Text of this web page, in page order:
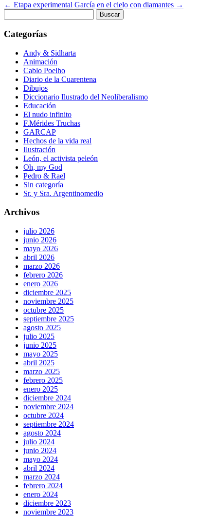
← Etapa experimental García en el cielo con diamantes →
Categorías
Andy & Sidharta
Animación
Cablo Poelho
Diario de la Cuarentena
Dibujos
Diccionario Ilustrado del Neoliberalismo
Educación
El nudo infinito
F.Mérides Truchas
GARCAP
Hechos de la vida real
Ilustración
León, el activista peleón
Oh, my God
Pedro & Rael
Sin categoría
Sr. y Sra. Argentinomedio
Archivos
julio 2026
junio 2026
mayo 2026
abril 2026
marzo 2026
febrero 2026
enero 2026
diciembre 2025
noviembre 2025
octubre 2025
septiembre 2025
agosto 2025
julio 2025
junio 2025
mayo 2025
abril 2025
marzo 2025
febrero 2025
enero 2025
diciembre 2024
noviembre 2024
octubre 2024
septiembre 2024
agosto 2024
julio 2024
junio 2024
mayo 2024
abril 2024
marzo 2024
febrero 2024
enero 2024
diciembre 2023
noviembre 2023